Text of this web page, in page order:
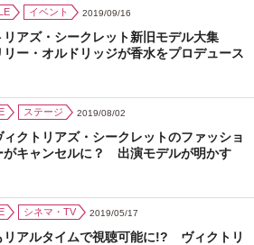
イベント 2019/09/16
リアズ・シークレット新旧モデル大集
ー・オルドリッジが香水をプロデュース
ステージ 2019/08/02
ィクトリアズ・シークレットのファッショ
がキャンセルに？ 出演モデルが明かす
シネマ・TV 2019/05/17
リアルタイムで視聴可能に!? ヴィクトリ